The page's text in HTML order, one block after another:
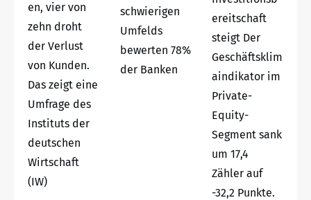
en, vier von
zehn droht
der Verlust
von Kunden.
Das zeigt eine
Umfrage des
Instituts der
deutschen
Wirtschaft
(IW)
schwierigen
Umfelds
bewerten 78%
der Banken
ereitschaft
steigt Der
Geschäftsklim
aindikator im
Private-
Equity-
Segment sank
um 17,4
Zähler auf
-32,2 Punkte.